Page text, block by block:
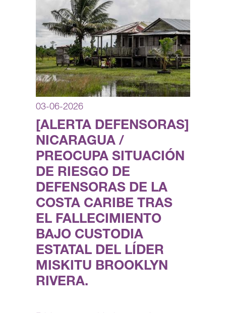
03-06-2026
[ALERTA DEFENSORAS]
NICARAGUA /
PREOCUPA SITUACIÓN
DE RIESGO DE
DEFENSORAS DE LA
COSTA CARIBE TRAS
EL FALLECIMIENTO
BAJO CUSTODIA
ESTATAL DEL LÍDER
MISKITU BROOKLYN
RIVERA.